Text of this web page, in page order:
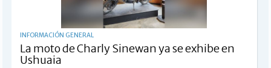
INFORMACIÓN GENERAL
La moto de Charly Sinewan ya se exhibe en
Ushuaia